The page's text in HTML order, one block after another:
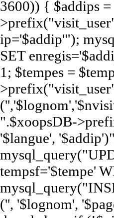
3600)) { $addips
ip='$addip'");
SET
1; $tempes =
".$xoopsDB-
'$langue',
tempsf='$tempe'
('', '$lognom',